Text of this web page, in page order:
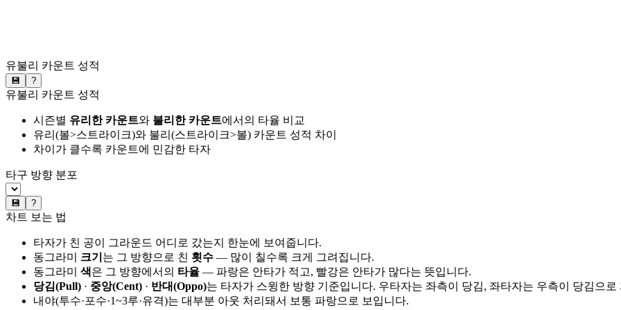
유불리 카운트 성적
💾 ?
유불리 카운트 성적
시즌별 유리한 카운트와 불리한 카운트에서의 타율 비교
유리(볼>스트라이크)와 불리(스트라이크>볼) 카운트 성적 차이
차이가 클수록 카운트에 민감한 타자
타구 방향 분포
💾 ?
차트 보는 법
타자가 친 공이 그라운드 어디로 갔는지 한눈에 보여줍니다.
동그라미 크기 는 그 방향으로 친 횟수 — 많이 칠수록 크게 그려집니다.
동그라미 색은 그 방향에서의 타율 — 파랑은 안타가 적고, 빨강은 안타가 많다는 뜻입니다.
당김(Pull) · 중앙(Cent) · 반대(Oppo)는 타자가 스윙한 방향 기준입니다. 우타자는 좌측이 당김, 좌타자는 우측이 당김으로
내야(투수·포수·1~3루·유격)는 대부분 아웃 처리돼서 보통 파랑으로 보입니다.